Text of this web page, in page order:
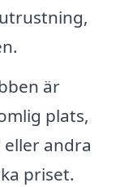
är
plats,
andra
priset.